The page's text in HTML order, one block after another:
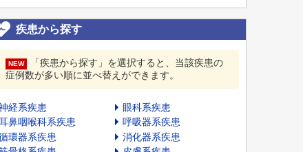
疾患から探す
NEW
「疾患から探す」を選択すると、当該疾患の
症例数が多い順に並べ替えができます。
経系疾患
眼科系疾患
鼻咽喉科系疾患
呼吸器系疾患
環器系疾患
消化器系疾患